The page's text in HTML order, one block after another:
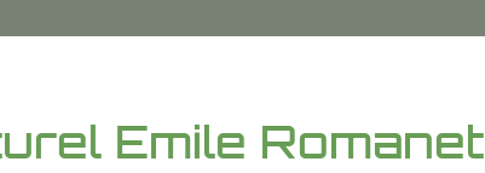
Emile Romanet